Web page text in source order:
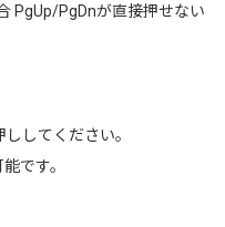
PgUp/PgDnが直接押せない
してください。
です。